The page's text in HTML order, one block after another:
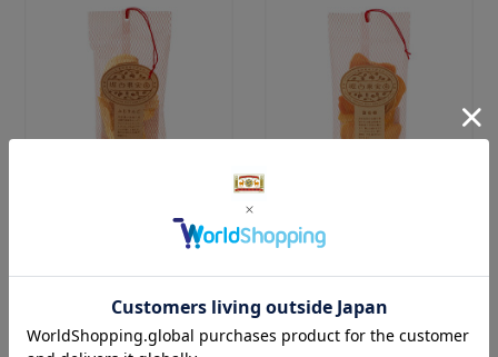
堀内果実園 ふじり
1,070円（税込）
堀内果実園 富有
950円（税込）
4.7 （15）